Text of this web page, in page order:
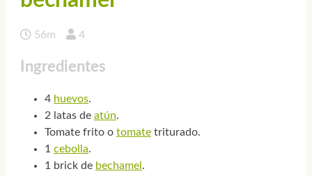
56m 4
Ingredientes
4 huevos.
2 latas de atún.
Tomate frito o tomatetriturado.
1 cebolla.
1 brick de bechamel .